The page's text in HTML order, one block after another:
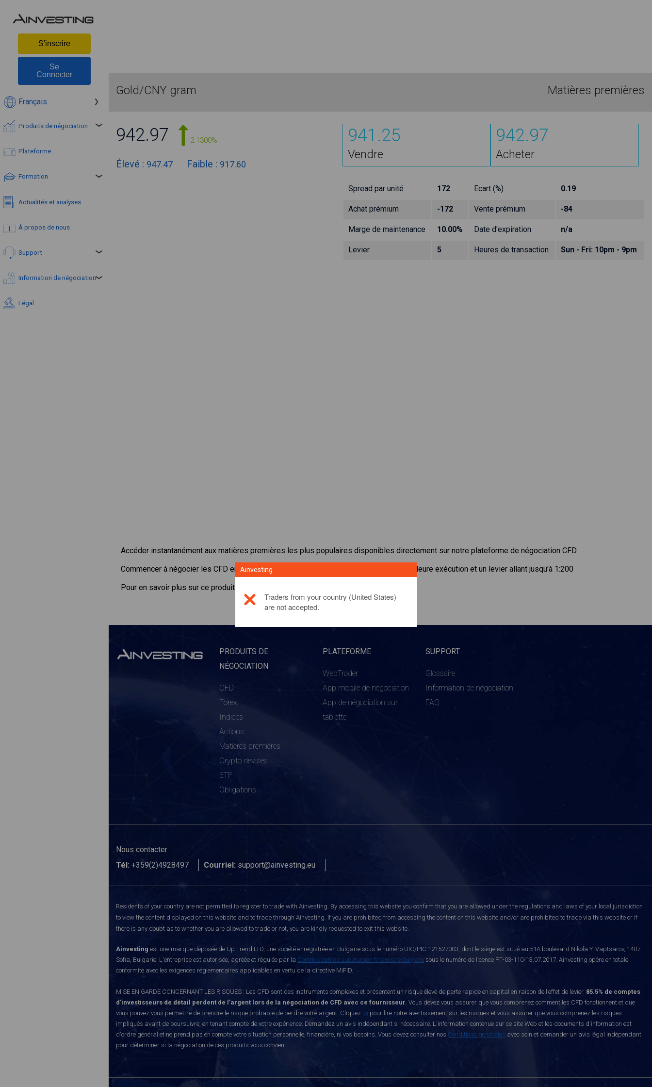
S'inscrire
Se
Connecter
Français
Produits de négociation
Plateforme
Formation
Actualités et analyses
À propos de nous
Support
Information de négociation
Légal
Gold/CNY gram Matières premières
942.97 2.1300%
Élevé : 947.47 Faible : 917.60
941.25
Vendre
942.97
Acheter
Spread par unité 172 Ecart (%) 0.19
Achat prémium -172 Vente prémium -84
Marge de maintenance 10.00% Date d'expiration n/a
Levier 5 Heures de transaction Sun - Fri: 10pm - 9pm
Accéder instantanément aux matières premières les plus populaires disponibles directement sur notre plateforme de négociation CFD.
Commencer à négocier les CFD en Gold/CNY gram
avec une marge minimum, une meilleure exécution et un levier allant jusqu'à 1:200
Pour en savoir plus sur ce produit d'investissement, veuillez
PRODUITS DE
NÉGOCIATION
CFD
Forex
Indices
Actions
Matières premières
Crypto devises
ETF
Obligations
PLATEFORME
WebTrader
App mobile de négociation
App de négociation sur
tablette
SUPPORT
Glossaire
Information de négociation
FAQ
Nous contacter
Tél: +359(2)4928497 Courriel: support@ainvesting.eu
Residents of your country are not permitted to register to trade with Ainvesting. By accessing this website you confirm that you are allowed under the regulations and laws of your local jurisdiction
to view the content displayed on this website and to trade through Ainvesting. If you are prohibited from accessing the content on this website and/or are prohibited to trade via this website or if
there is any doubt as to whether you are allowed to trade or not, you are kindly requested to exit this website.
Ainvesting est une marque déposée de Up Trend LTD, une société enregistrée en Bulgarie sous le numéro UIC/PIC 121527003, dont le siège est situé au 51A boulevard Nikola Y. Vaptsarov, 1407
Sofia, Bulgarie. L'entreprise est autorisée, agréée et régulée par la Commission de supervision financière bulgare sous le numéro de licence РГ-03-110/13.07.2017. Ainvesting opère en totale
conformité avec les exigences réglementaires applicables en vertu de la directive MiFID.
MISE EN GARDE CONCERNANT LES RISQUES : Les CFD sont des instruments complexes et présentent un risque élevé de perte rapide en capital en raison de l’effet de levier. 85.5% de comptes
d’investisseurs de détail perdent de l’argent lors de la négociation de CFD avec ce fournisseur. Vous devez vous assurer que vous comprenez comment les CFD fonctionnent et que
vous pouvez vous permettre de prendre le risque probable de perdre votre argent. Cliquez ici pour lire notre avertissement sur les risques et vous assurer que vous comprenez les risques
impliqués avant de poursuivre, en tenant compte de votre expérience. Demandez un avis indépendant si nécessaire. L'information contenue sur ce site Web et les documents d'information est
d'ordre général et ne prend pas en compte votre situation personnelle, financière, ni vos besoins. Vous devez consulter nos Conditions générales avec soin et demander un avis légal indépendant
pour déterminer si la négociation de ces produits vous convient.
Ainvesting
Traders from your country (United States)
are not accepted.